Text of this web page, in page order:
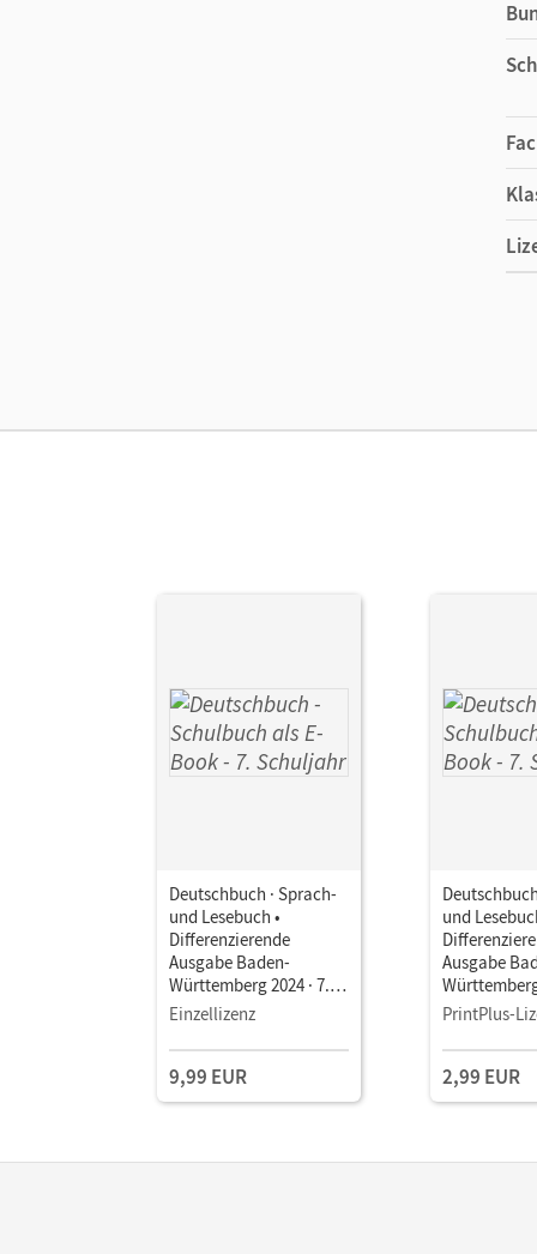
Deutschbuch · Sprach-
und Lesebuch •
Differenzierende
Ausgabe Baden-
Württemberg 2024 · 7.
Schuljahr • Schulbuch
Einzellizenz
9,99 EUR
und
Ausgabe
Schuljahr •
PrintPlus-
2,99 EUR